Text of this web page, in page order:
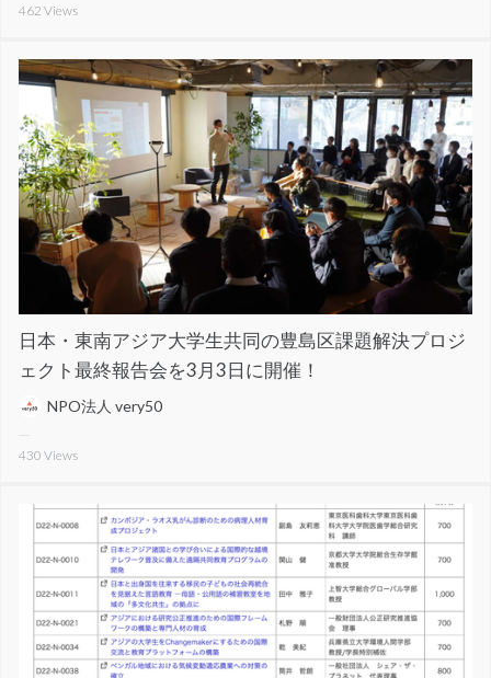
462 Views
日本・東南アジア大学生共同の豊島区課題解決プロジ
ェクト最終報告会を3月3日に開催！
NPO法人 very50
430 Views